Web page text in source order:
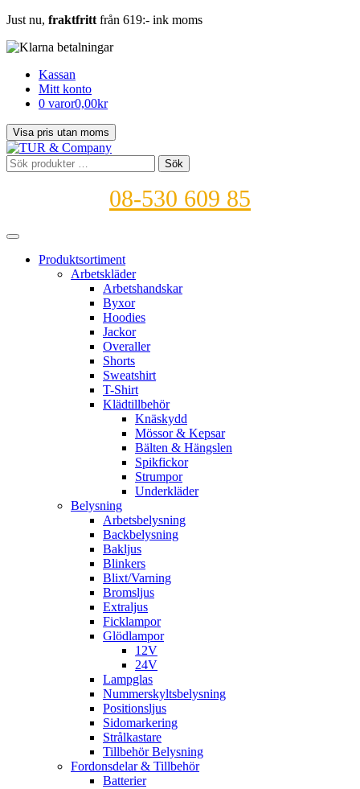
Just nu, fraktfritt från 619:- ink moms
Kassan
Mitt konto
0 varor0,00kr
Sök
efter:
Sök
08-530 609 85
Produktsortiment
Arbetskläder
Arbetshandskar
Byxor
Hoodies
Jackor
Overaller
Shorts
Sweatshirt
T-Shirt
Klädtillbehör
Knäskydd
Mössor & Kepsar
Bälten & Hängslen
Spikfickor
Strumpor
Underkläder
Belysning
Arbetsbelysning
Backbelysning
Bakljus
Blinkers
Blixt/Varning
Bromsljus
Extraljus
Ficklampor
Glödlampor
12V
24V
Lampglas
Nummerskyltsbelysning
Positionsljus
Sidomarkering
Strålkastare
Tillbehör Belysning
Fordonsdelar & Tillbehör
Batterier